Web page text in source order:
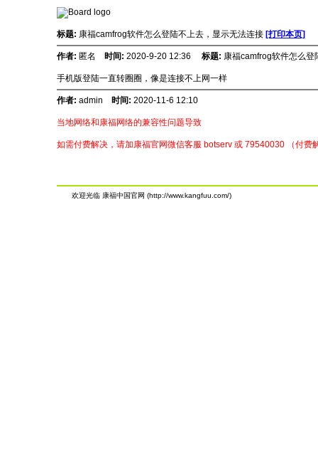
标题: 康福camfrog软件怎么登陆不上去，显示无法连接 [打印本页]
作者: 匿名 时间: 2020-9-20 12:36 标题: 康福camfrog软件怎么
手机版登陆一直转圈圈，像是连接不上网一样
作者: admin 时间: 2020-11-6 12:10
当地网络和康福网络的兼容性问题导致
如需付费解决，请加康福官网微信客服 botserv 或 79540030 （付费
欢迎光临 康福中国官网 (http://www.kangfuu.com/)